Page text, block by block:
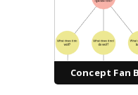
Concept Fan